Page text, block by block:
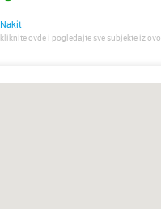
Nakit
kliknite ovde i pogledajte sve subjekte iz